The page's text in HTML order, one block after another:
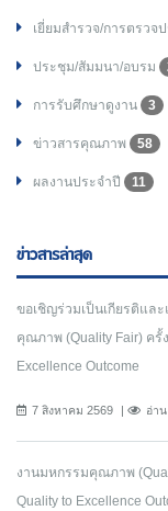
เยี่ยมสำรวจ/การตรวจ
ประชุม/สัมมนา/อบรม
การรับศึกษาดูงาน 3
ข่าวสารคุณภาพ 58
ผลงานประจำปี 11
ข่าวสารล่าสุด
ขอเชิญร่วมเป็นเกียรติแล
คุณภาพ (Quality Fair) ครั้
Excellence Outcome
7 สิงหาคม 2569 อ่า
งานมหกรรมคุณภาพ
Quality to Excellence